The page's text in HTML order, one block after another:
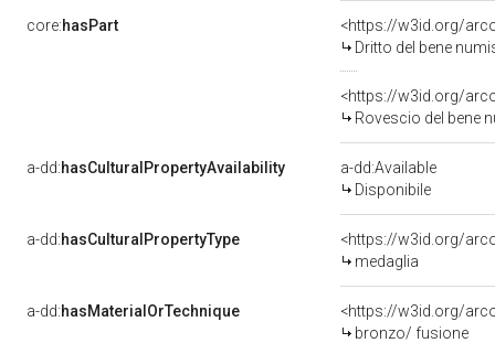
core:hasPart
<https://w3id.org/
Dritto del bene
<https://w3id.org/
Rovescio del bene
a-dd:hasCulturalPropertyAvailability
a-dd:Available
Disponibile
a-dd:hasCulturalPropertyType
<https://w3id.org/
medaglia
a-dd:hasMaterialOrTechnique
<https://w3id.org/
bronzo/ fusione